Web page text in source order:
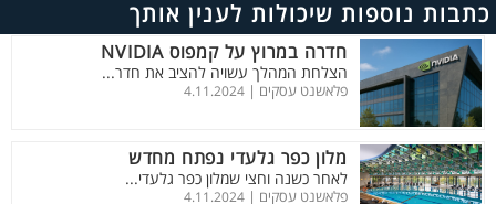
כתבות נוספות שיכולות לענין אותך
חדרה במרוץ על קמפוס NVIDIA
הצלחת המהלך עשויה להציב את חדר...
פלאשנט עסקים | 4.11.2024
מלון כפר גלעדי נפתח מחדש
לאחר כשנה וחצי שמלון כפר גלעדי...
פלאשנט עסקים | 4.11.2024